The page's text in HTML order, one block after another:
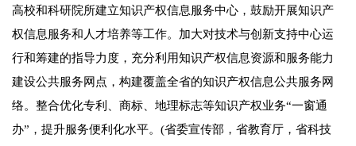
高校和科研院所建立知识产权信息服务中心，鼓励开展知识产
权信息服务和人才培养等工作。加大对技术与创新支持中心运
行和筹建的指导力度，充分利用知识产权信息资源和服务能力
建设公共服务网点，构建覆盖全省的知识产权信息公共服务网
络。整合优化专利、商标、地理标志等知识产权业务“一窗通
办”，提升服务便利化水平。(省委宣传部，省教育厅，省科技